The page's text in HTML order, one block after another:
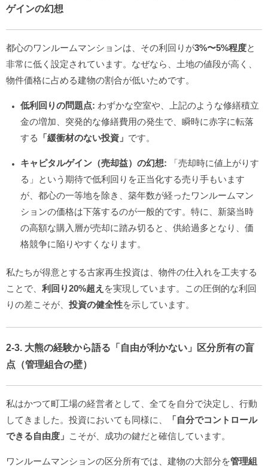
ゲインの幻想
都心のワンルームマンションは、その利回りが3%〜5%程度と
非常に低く設定されています。なぜなら、土地の値段が高く、
物件価格に占める建物の割合が低いためです。
低利回りの問題点: わずかな空室や、上記のような修繕積立
金の増加、突発的な修繕費用の発生で、瞬時に赤字に転落
する
「緩衝材のない投資」 です。
キャピタルゲイン（売却益）の幻想: 「売却時に値上がりす
る」という期待で低利回りを正当化する売り手もいます
が、都心の一等地を除き、築年数が経ったワンルームマン
ションの価格は下落するのが一般的です。特に、新築当時
の高額な購入層が売却に踏み切ると、供給過多となり、価
格競争に陥りやすくなります。
私たちが得意とする古家再生投資は、物件の仕入れを工夫する
ことで、 利回り20%超え を実現しています。この圧倒的な利回
りの差こそが、 投資の健全性を示しています。
2-3. 大熊の経験から語る「自由が利かない」区分所有の盲
点（管理組合の壁）
私はかつて町工場の経営者として、全てを自分で決定し、行動
してきました。投資においても同様に、
「自分でコントロール
できる自由度」 こそが、成功の鍵だと確信しています。
ワンルームマンションの区分所有では、建物の大部分を管理組